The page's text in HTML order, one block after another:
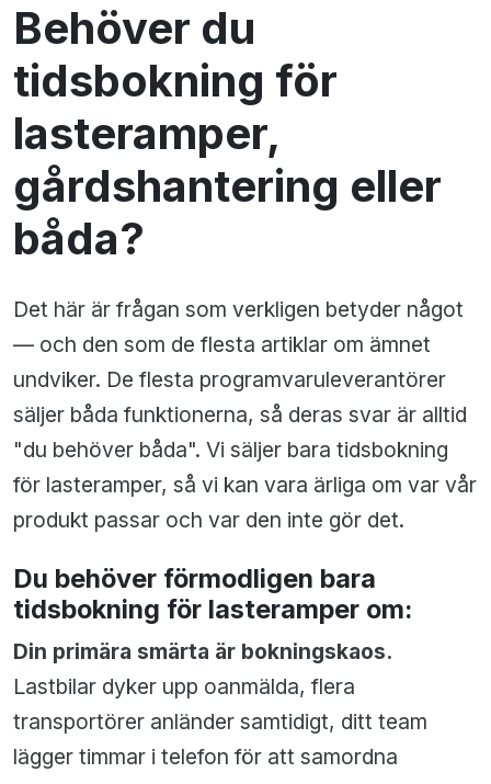
Behöver du
tidsbokning för
lasteramper,
gårdshantering eller
båda?
Det här är frågan som verkligen betyder något
— och den som de flesta artiklar om ämnet
undviker. De flesta programvaruleverantörer
säljer båda funktionerna, så deras svar är alltid
"du behöver båda". Vi säljer bara tidsbokning
för lasteramper, så vi kan vara ärliga om var vår
produkt passar och var den inte gör det.
Du behöver förmodligen bara
tidsbokning för lasteramper om:
Din primära smärta är bokningskaos.
Lastbilar dyker upp oanmälda, flera
transportörer anländer samtidigt, ditt team
lägger timmar i telefon för att samordna